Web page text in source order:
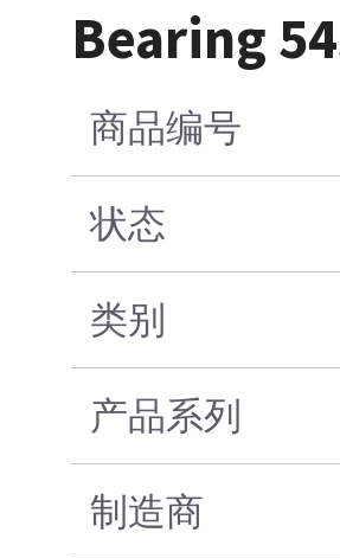
Bearing
商品编号
状态
类别
产品系列
制造商